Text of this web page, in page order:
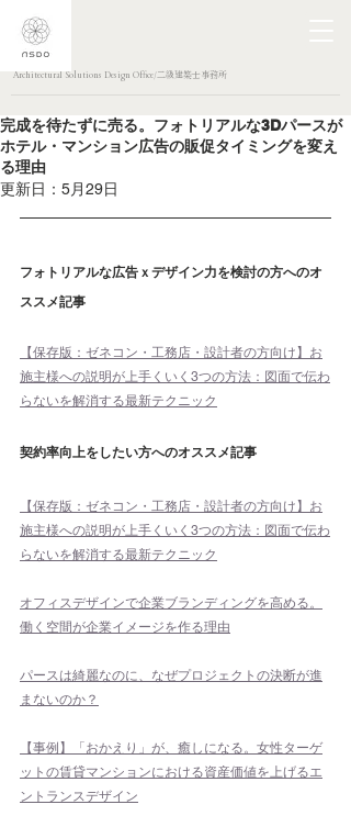
Architectural Solutions Design Office/二級建築士事務所
完成を待たずに売る。フォトリアルな3Dパースが
ホテル・マンション広告の販促タイミングを変え
る理由
更新日： 5月29日
フォトリアルな広告ｘデザイン力を検討の方へのオ
ススメ記事
【保存版：ゼネコン・工務店・設計者の方向け】お
施主様への説明が上手くいく3つの方法：図面で伝わ
らないを解消する最新テクニック
契約率向上をしたい方へのオススメ記事
【保存版：ゼネコン・工務店・設計者の方向け】お
施主様への説明が上手くいく3つの方法：図面で伝わ
らないを解消する最新テクニック
オフィスデザインで企業ブランディングを高める。
働く空間が企業イメージを作る理由
パースは綺麗なのに、なぜプロジェクトの決断が進
まないのか？
【事例】「おかえり」が、癒しになる。女性ターゲ
ットの賃貸マンションにおける資産価値を上げるエ
ントランスデザイン